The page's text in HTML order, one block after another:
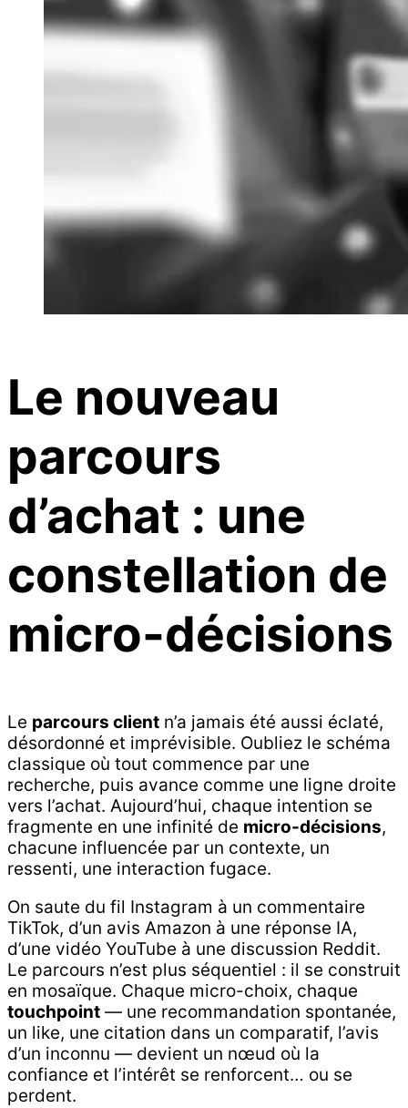
Le nouveau
parcours
d’achat : une
constellation de
micro-décisions
Le parcours client n’a jamais été aussi éclaté,
désordonné et imprévisible. Oubliez le schéma
classique où tout commence par une
recherche, puis avance comme une ligne droite
vers l’achat. Aujourd’hui, chaque intention se
fragmente en une infinité de micro-décisions,
chacune influencée par un contexte, un
ressenti, une interaction fugace.
On saute du fil Instagram à un commentaire
TikTok, d’un avis Amazon à une réponse IA,
d’une vidéo YouTube à une discussion Reddit.
Le parcours n’est plus séquentiel : il se construit
en mosaïque. Chaque micro-choix, chaque
touchpoint — une recommandation spontanée,
un like, une citation dans un comparatif, l’avis
d’un inconnu — devient un nœud où la
confiance et l’intérêt se renforcent… ou se
perdent.